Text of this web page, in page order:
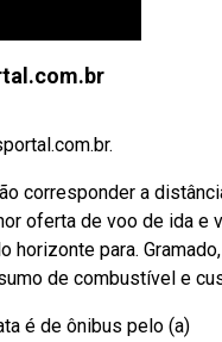
corresponder a
oferta de voo de ida e
horizonte para.
de combustível e
é de ônibus pelo (a)